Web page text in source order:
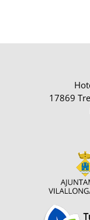
17869